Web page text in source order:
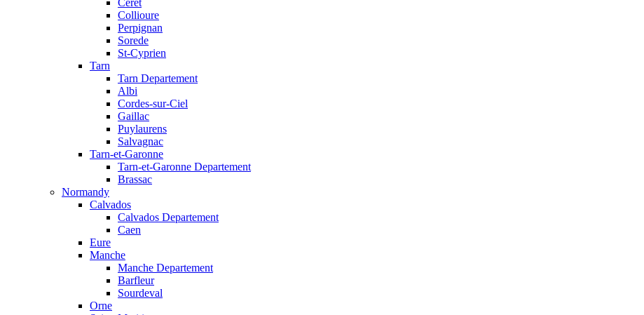
Ceret
Collioure
Perpignan
Sorede
St-Cyprien
Tarn
Tarn Departement
Albi
Cordes-sur-Ciel
Gaillac
Puylaurens
Salvagnac
Tarn-et-Garonne
Tarn-et-Garonne Departement
Brassac
Normandy
Calvados
Calvados Departement
Caen
Eure
Manche
Manche Departement
Barfleur
Sourdeval
Orne